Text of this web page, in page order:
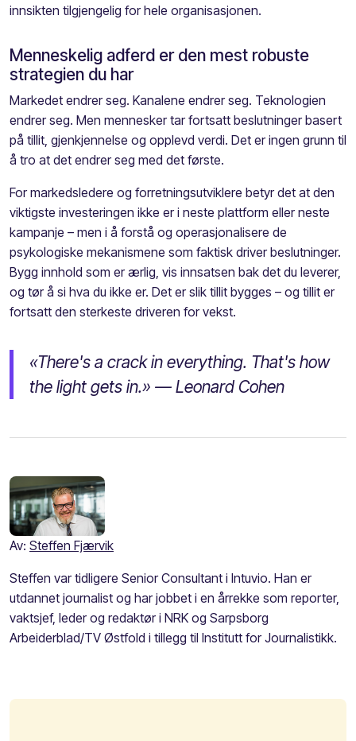
innsikten tilgjengelig for hele organisasjonen.
Menneskelig adferd er den mest robuste
strategien du har
Markedet endrer seg. Kanalene endrer seg. Teknologien
endrer seg. Men mennesker tar fortsatt beslutninger basert
på tillit, gjenkjennelse og opplevd verdi. Det er ingen grunn til
å tro at det endrer seg med det første.
For markedsledere og forretningsutviklere betyr det at den
viktigste investeringen ikke er i neste plattform eller neste
kampanje – men i å forstå og operasjonalisere de
psykologiske mekanismene som faktisk driver beslutninger.
Bygg innhold som er ærlig, vis innsatsen bak det du leverer,
og tør å si hva du ikke er. Det er slik tillit bygges – og tillit er
fortsatt den sterkeste driveren for vekst.
«There's a crack in everything. That's how
the light gets in.» — Leonard Cohen
Av: Steffen Fjærvik
Steffen var tidligere Senior Consultant i Intuvio. Han er
utdannet journalist og har jobbet i en årrekke som reporter,
vaktsjef, leder og redaktør i NRK og Sarpsborg
Arbeiderblad/TV Østfold i tillegg til Institutt for Journalistikk.